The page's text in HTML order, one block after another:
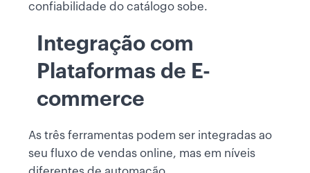
confiabilidade do catálogo sobe.
Integração com
Plataformas de E-
commerce
As três ferramentas podem ser integradas ao
seu fluxo de vendas online, mas em níveis